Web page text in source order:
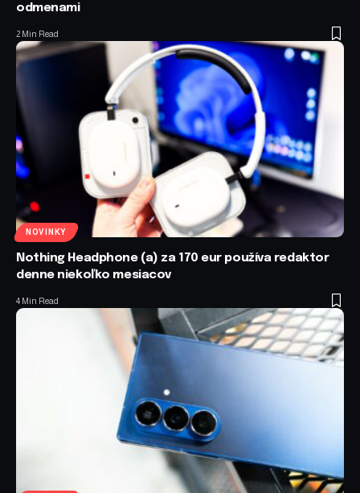
odmenami
2 Min Read
NOVINKY
Nothing Headphone (a) za 170 eur používa redaktor
denne niekoľko mesiacov
4 Min Read